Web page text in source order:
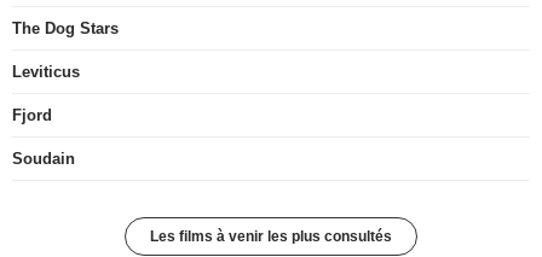
The Dog Stars
Leviticus
Fjord
Soudain
Les films à venir les plus consultés